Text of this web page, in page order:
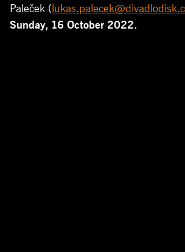
Paleček (
Sunday, 16 October 2022.